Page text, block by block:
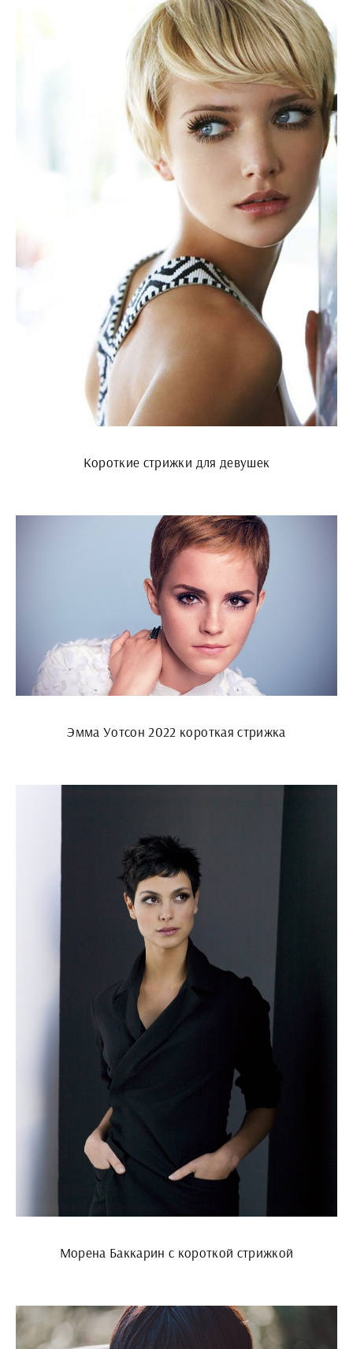
Короткие стрижки для девушек
Эмма Уотсон 2022 короткая стрижка
Морена Баккарин с короткой стрижкой